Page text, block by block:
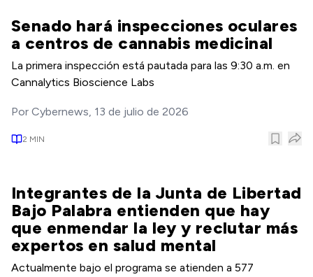
Senado hará inspecciones oculares
a centros de cannabis medicinal
La primera inspección está pautada para las 9:30 a.m. en
Cannalytics Bioscience Labs
Por Cybernews, 13 de julio de 2026
2 MIN
Integrantes de la Junta de Libertad
Bajo Palabra entienden que hay
que enmendar la ley y reclutar más
expertos en salud mental
Actualmente bajo el programa se atienden a 577